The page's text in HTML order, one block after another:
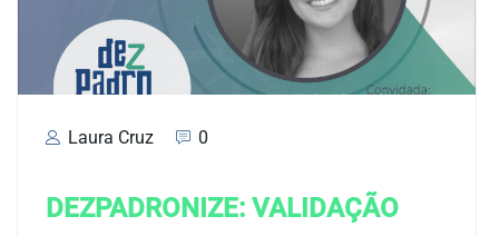
Laura Cruz 0
DEZPADRONIZE: VALIDAÇÃO